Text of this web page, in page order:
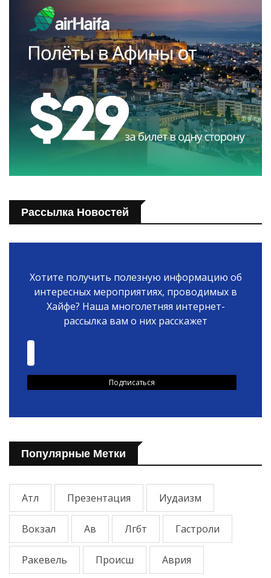
Рассылка Новостей
Хотите получить полезную информацию об
интересных мероприятиях, проводимых в
Хайфе? Наша многолетняя интернет-
рассылка вам о них расскажет
Популярные Метки
Атл Презентация Иудаизм
Вокзал Ав Лгбт Гастроли
Ракевель Происш Аврия